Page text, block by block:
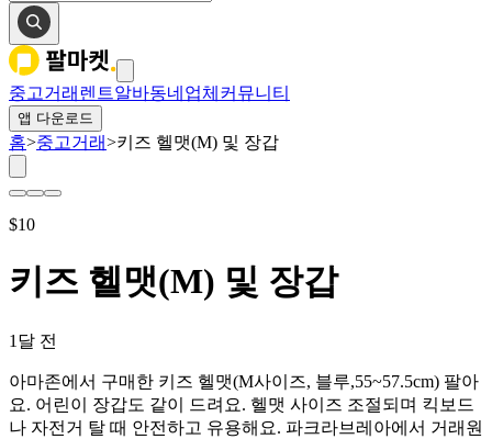
중고거래 렌트알바동네업체 커뮤니티
앱 다운로드
홈>중고거래>키즈 헬맷(M) 및 장갑
$10
키즈 헬맷(M) 및 장갑
1달 전
아마존에서 구매한 키즈 헬맷(M사이즈, 블루,55~57.5cm) 팔아
요. 어린이 장갑도 같이 드려요. 헬맷 사이즈 조절되며 킥보드
나 자전거 탈 때 안전하고 유용해요. 파크라브레아에서 거래원